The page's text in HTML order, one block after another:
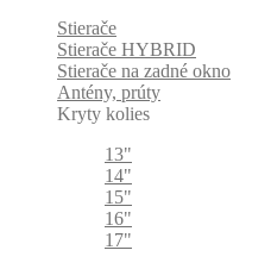
Stierače
Stierače HYBRID
Stierače na zadné okno
Antény, prúty
Kryty kolies
13"
14"
15"
16"
17"